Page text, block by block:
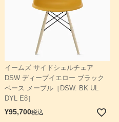
イームズ サイドシェルチェア
DSW ディープイエロー ブラック
ベース メープル［DSW. BK UL
DYL E8］
¥95,700税込